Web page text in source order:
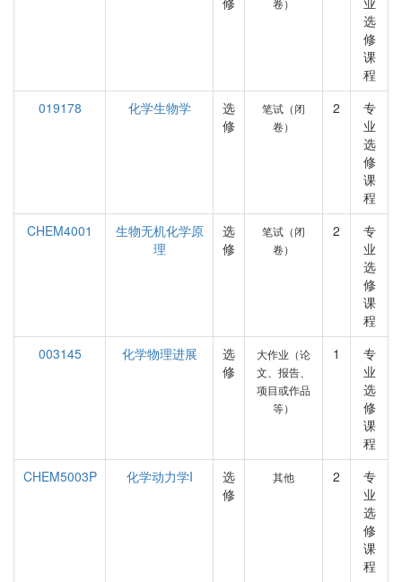
卷）
选
修
课
程
019178
化学生物学
选
修
笔试（闭
卷）
2
专
业
选
修
课
程
CHEM4001
生物无机化学原
理
选
修
笔试（闭
卷）
2
专
业
选
修
课
程
003145
化学物理进展
选
修
大作业（论
文、报告、
项目或作品
等）
1
专
业
选
修
课
程
CHEM5003P
化学动力学I
选
修
其他 2
专
业
选
修
课
程